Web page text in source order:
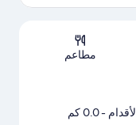
مطاعم
- 0.0 كم